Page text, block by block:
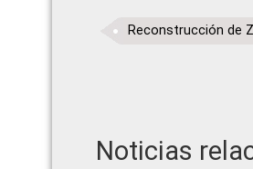
Reconstrucción de
Noticias